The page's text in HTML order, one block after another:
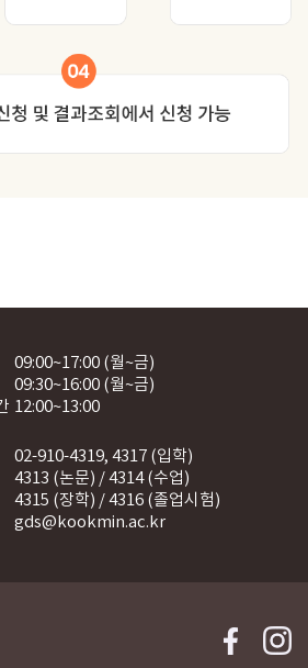
09:00~17:00 (월~금)
09:30~16:00 (월~금)
12:00~13:00
02-910-4319, 4317 (입학)
4313 (논문) / 4314 (수업)
4315 (장학) / 4316 (졸업시험)
gds@kookmin.ac.kr